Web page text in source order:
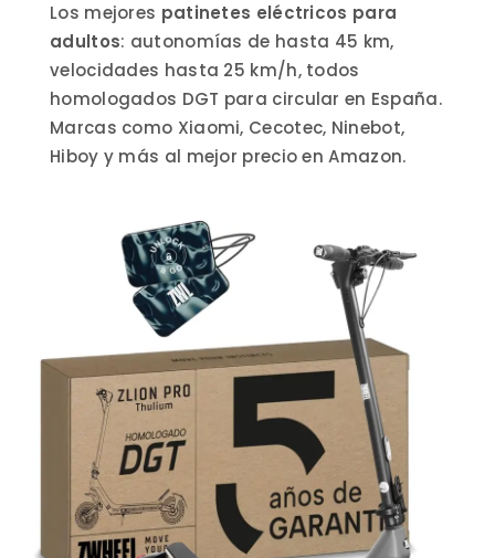
D
O
O
R
O
S
Ú
Los mejores patinetes eléctricos para
adultos: autonomías de hasta 45 km,
velocidades hasta 25 km/h, todos
homologados DGT para circular en España.
Marcas como Xiaomi, Cecotec, Ninebot,
Hiboy y más al mejor precio en Amazon.